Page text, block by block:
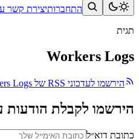
התחברותיצירת קשר
תגית
Workers Logs
הירשמו לעדכוני RSS של Workers Logs
הירשמו לקבלת
כתובת דוא״ל